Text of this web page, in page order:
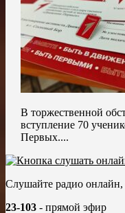
В торжественной
вступление 70
Первых....
Слушайте радио онлайн,
23-103 - прямой эфир